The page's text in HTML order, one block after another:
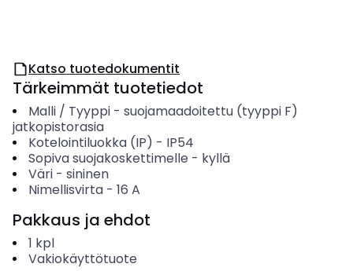
Katso tuotedokumentit
Tärkeimmät tuotetiedot
Malli / Tyyppi- suojamaadoitettu (tyyppi F)
jatkopistorasia
Kotelointiluokka (IP) - IP54
Sopiva suojakoskettimelle - kyllä
Väri- sininen
Nimellisvirta- 16 A
Pakkaus ja ehdot
1 kpl
Vakiokäyttötuote